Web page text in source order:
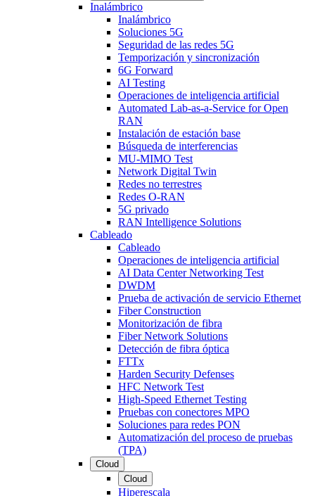
Inalámbrico
Inalámbrico
Soluciones 5G
Seguridad de las redes 5G
Temporización y sincronización
6G Forward
AI Testing
Operaciones de inteligencia artificial
Automated Lab-as-a-Service for Open
RAN
Instalación de estación base
Búsqueda de interferencias
MU-MIMO Test
Network Digital Twin
Redes no terrestres
Redes O-RAN
5G privado
RAN Intelligence Solutions
Cableado
Cableado
Operaciones de inteligencia artificial
AI Data Center Networking Test
DWDM
Prueba de activación de servicio Ethernet
Fiber Construction
Monitorización de fibra
Fiber Network Solutions
Detección de fibra óptica
FTTx
Harden Security Defenses
HFC Network Test
High-Speed Ethernet Testing
Pruebas con conectores MPO
Soluciones para redes PON
Automatización del proceso de pruebas
(TPA)
Cloud
Cloud
Hiperescala